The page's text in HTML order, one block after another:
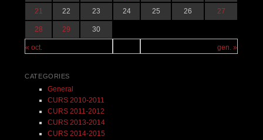
« oct. gen. »
21 22 23 24 25 26 27
28 29 30
CATEGORIES
General
CURS 2010-2011
CURS 2011-2012
CURS 2013-2014
CURS 2014-2015